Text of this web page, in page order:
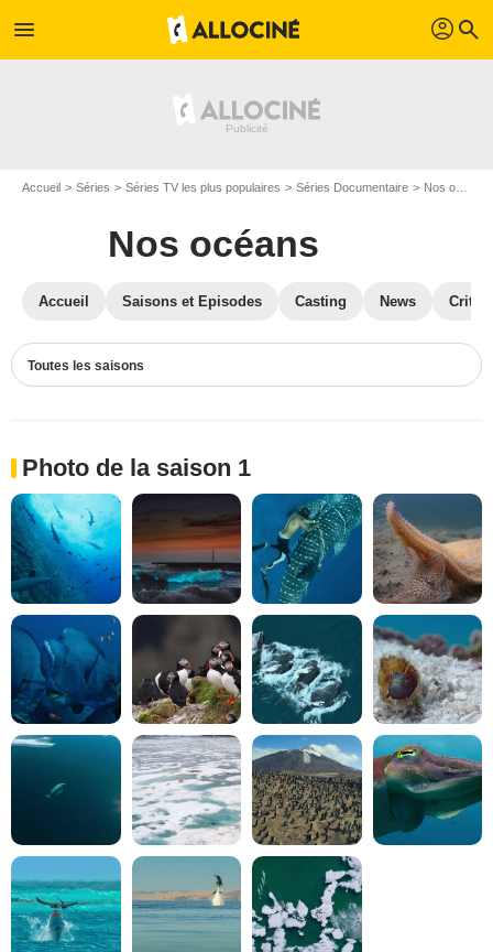
menu profil search
Accueil Séries Séries TV les plus populaires Séries Documentaire Nos océans
Nos océans
Accueil Saisons et Episodes Casting News
Toutes les saisons
Photo de la saison 1